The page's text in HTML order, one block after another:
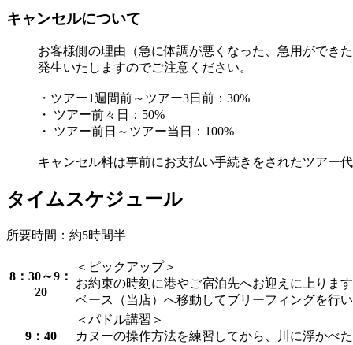
キャンセルについて
お客様側の理由（急に体調が悪くなった、急用ができ
発生いたしますのでご注意ください。
・ツアー1週間前～ツアー3日前：30%
・ ツアー前々日：50%
・ ツアー前日～ツアー当日：100%
キャンセル料は事前にお支払い手続きをされたツアー
タイムスケジュール
所要時間：約5時間半
8：30～9：
20
＜ピックアップ＞
お約束の時刻に港やご宿泊先へお迎えに上ります
ベース（当店）へ移動してブリーフィングを行
9：40
＜パドル講習＞
カヌーの操作方法を練習してから、川に浮かべ